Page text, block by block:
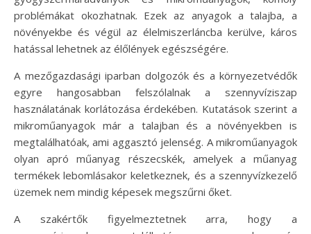
problémákat okozhatnak. Ezek az anyagok a talajba, a
növényekbe és végül az élelmiszerláncba kerülve, káros
hatással lehetnek az élőlények egészségére.
A mezőgazdasági iparban dolgozók és a környezetvédők
egyre hangosabban felszólalnak a szennyvíziszap
használatának korlátozása érdekében. Kutatások szerint a
mikroműanyagok már a talajban és a növényekben is
megtalálhatóak, ami aggasztó jelenség. A mikroműanyagok
olyan apró műanyag részecskék, amelyek a műanyag
termékek lebomlásakor keletkeznek, és a szennyvízkezelő
üzemek nem mindig képesek megszűrni őket.
A szakértők figyelmeztetnek arra, hogy a